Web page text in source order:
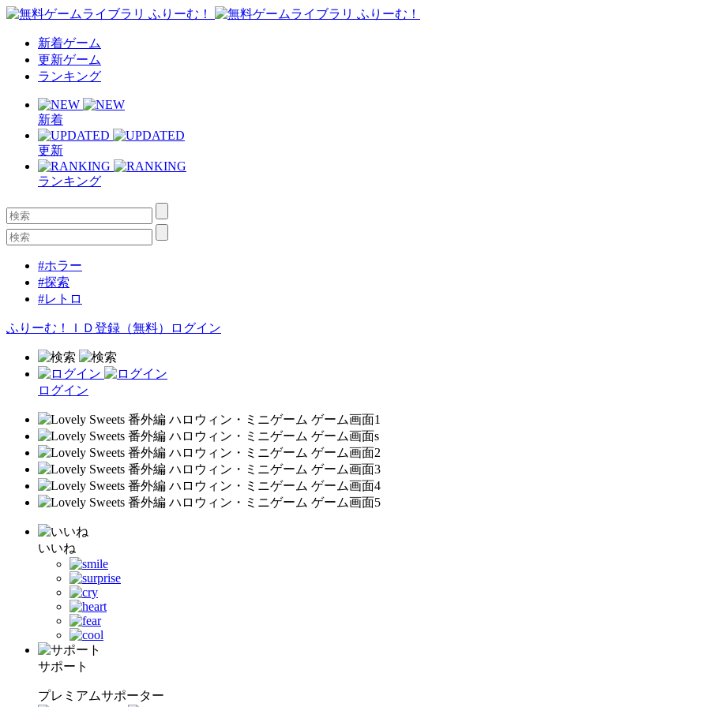
新着ゲーム
更新ゲーム
ランキング
新着
更新
ランキング
#ホラー
#探索
#レトロ
ふりーむ！ＩＤ登録（無料） ログイン
ログイン
いいね
サポート
プレミアムサポーター